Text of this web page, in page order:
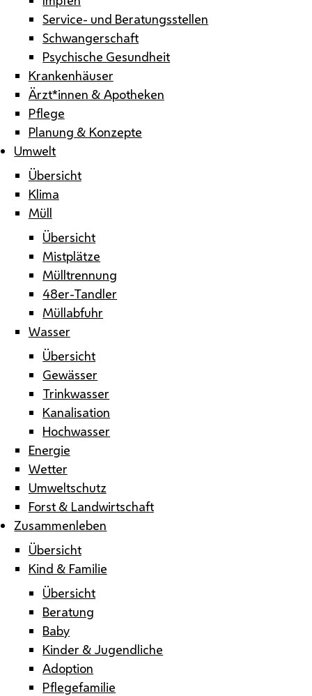
Service- und Beratungsstellen
Schwangerschaft
Psychische Gesundheit
Krankenhäuser
Ärzt*innen & Apotheken
Pflege
Planung & Konzepte
Umwelt
Übersicht
Klima
Müll
Übersicht
Mistplätze
Mülltrennung
48er-Tandler
Müllabfuhr
Wasser
Übersicht
Gewässer
Trinkwasser
Kanalisation
Hochwasser
Energie
Wetter
Umweltschutz
Forst & Landwirtschaft
Zusammenleben
Übersicht
Kind & Familie
Übersicht
Beratung
Baby
Kinder & Jugendliche
Adoption
Pflegefamilie